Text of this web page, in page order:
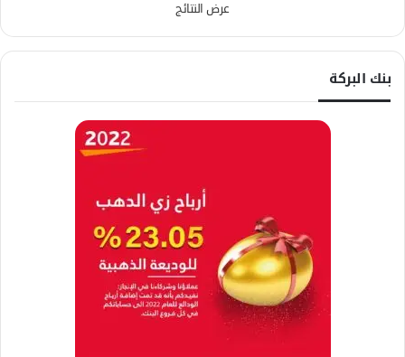
عرض النتائج
بنك البركة